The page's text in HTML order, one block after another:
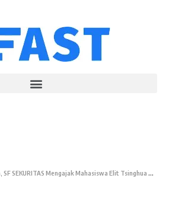
Mahasiswa Elit Tsinghua University Beijing China ke Bursa Efek Indonesia 2024